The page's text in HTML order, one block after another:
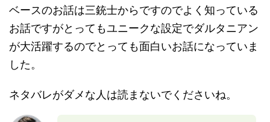
ベースのお話は三銃士からですのでよく知っている
お話ですがとってもユニークな設定でダルタニアン
が大活躍するのでとっても面白いお話になっていま
した。
ネタバレがダメな人は読まないでくださいね。